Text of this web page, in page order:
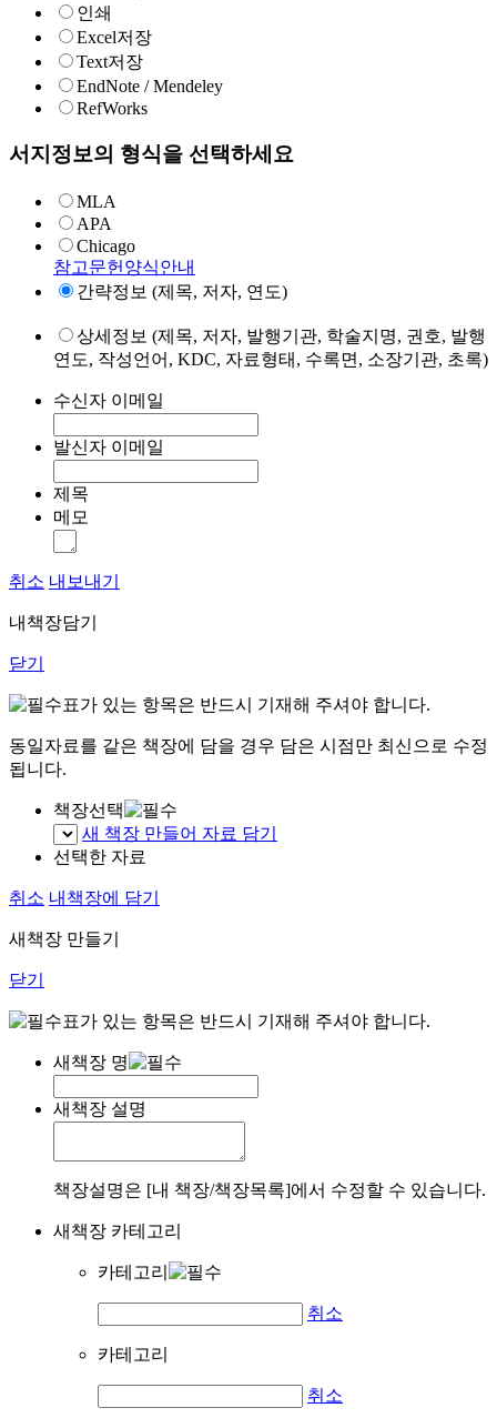
인쇄
Excel저장
Text저장
EndNote / Mendeley
RefWorks
서지정보의 형식을 선택하세요
MLA
APA
Chicago
참고문헌양식안내
간략정보 (제목, 저자, 연도)
상세정보 (제목, 저자, 발행기관, 학술지명, 권호, 발행
연도, 작성언어, KDC, 자료형태, 수록면, 소장기관, 초록)
수신자 이메일
발신자 이메일
제목
메모
취소 내보내기
내책장담기
닫기
표가 있는 항목은 반드시 기재해 주셔야 합니다.
동일자료를 같은 책장에 담을 경우 담은 시점만 최신으로 수정
됩니다.
책장선택
새 책장 만들어 자료 담기
선택한 자료
취소 내책장에 담기
새책장 만들기
닫기
표가 있는 항목은 반드시 기재해 주셔야 합니다.
새책장 명
새책장 설명
책장설명은 [내 책장/책장목록]에서 수정할 수 있습니다.
새책장 카테고리
카테고리
취소
카테고리
취소